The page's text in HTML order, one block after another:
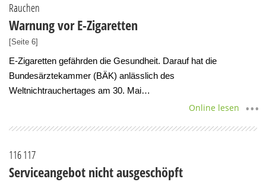
Rauchen
Warnung vor E-Zigaretten
[Seite 6]
E-Zigaretten gefährden die Gesundheit. Darauf hat die
Bundesärztekammer (BÄK) anlässlich des
Weltnichtrauchertages am 30. Mai…
Online lesen
116 117
Serviceangebot nicht ausgeschöpft